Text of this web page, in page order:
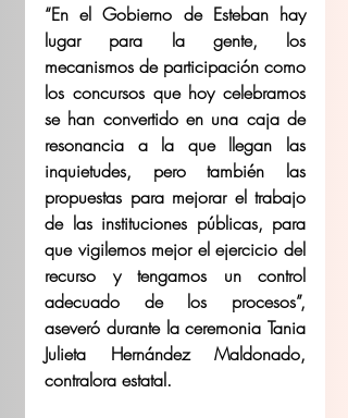
“En el Gobierno de Esteban hay
lugar para la gente, los
mecanismos de participación como
los concursos que hoy celebramos
se han convertido en una caja de
resonancia a la que llegan las
inquietudes, pero también las
propuestas para mejorar el trabajo
de las instituciones públicas, para
que vigilemos mejor el ejercicio del
recurso y tengamos un control
adecuado de los procesos”,
aseveró durante la ceremonia Tania
Julieta Hernández Maldonado,
contralora estatal.